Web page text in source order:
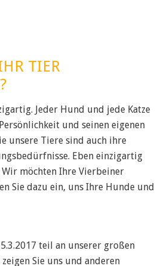
TIER
Jeder Hund und jede Katze
und seinen eigenen
unsere Tiere sind auch ihre
Eben einzigartig
möchten Ihre Vierbeiner
Sie dazu ein, uns Ihre Hunde und
teil an unserer großen
Sie uns und anderen